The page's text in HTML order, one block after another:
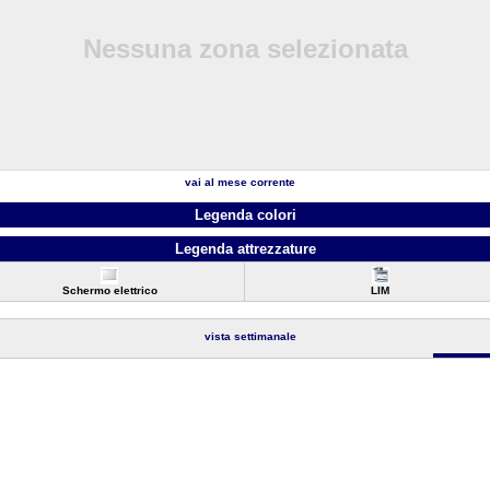
Nessuna zona selezionata
vai al mese corrente
Legenda colori
Legenda attrezzature
Schermo elettrico LIM
vista settimanale